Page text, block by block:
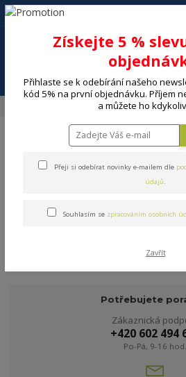
+420 602 494 600
DÍLNA A ZAHRADA Zahradní
Křovinořezy
Potřebujete
Zákaznická
+420 602 494
Po-Pá, 9-16 hod.
Získejte 5 %
Přihlaste se k odebírání našeho
kód 5% na první objednávku. Příjem
a můžete ho
Přeji si odebírat novinky e-mailem dle
údajů.
Souhlasím se zpracováním osobních
Zavřít